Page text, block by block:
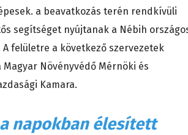
a beavatkozás terén rendkívüli
segítséget nyújtanak a Nébih
felületre a következő szervezetek
Növényvédő Mérnöki és
Kamara.
napokban élesített